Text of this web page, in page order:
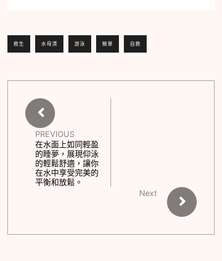
救生 水母漂 游泳 簡單 自救
PREVIOUS
在水面上如同輕盈
的睡夢，展現仰泳
的輕鬆舒適，讓你
在水中享受完美的
平衡和放鬆。
Next